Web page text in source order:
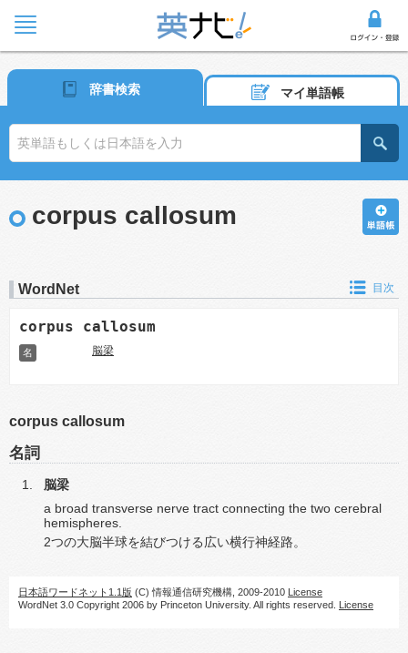
辞書検索 マイ単語帳
corpus callosum
WordNet 目次
corpus callosum
名 脳梁
corpus callosum
名詞
脳梁
a broad transverse nerve tract connecting the two cerebral
hemispheres.
2つの大脳半球を結びつける広い横行神経路。
日本語ワードネット1.1版 (C) 情報通信研究機構, 2009-2010 License
WordNet 3.0 Copyright 2006 by Princeton University. All rights reserved. License